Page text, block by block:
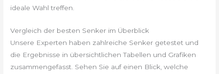
ideale Wahl treffen.
Vergleich der besten Senker im Überblick
Unsere Experten haben zahlreiche Senker getestet und
die Ergebnisse in übersichtlichen Tabellen und Grafiken
zusammengefasst. Sehen Sie auf einen Blick, welche